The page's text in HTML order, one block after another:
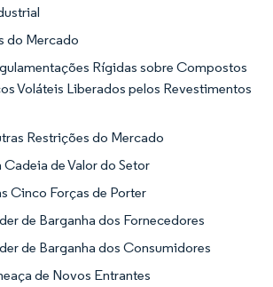
do Mercado
Rígidas sobre Compostos
Voláteis Liberados pelos Revestimentos
Restrições do Mercado
Cadeia de Valor do Setor
Cinco Forças de Porter
de Barganha dos Fornecedores
de Barganha dos Consumidores
de Novos Entrantes